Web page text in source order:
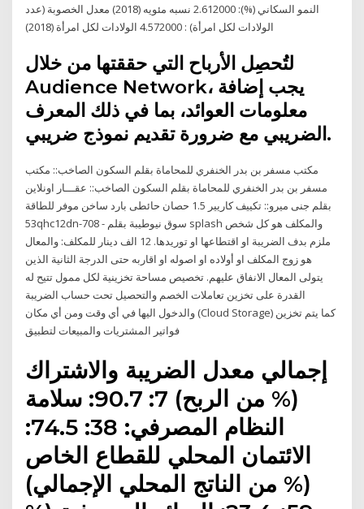
النمو السكاني (%): 2.612000 نسبه مئويه (2018) معدل الخصوبة (عدد
الولادات لكل امرأة) : 4.572000 الولادات لكل امرأة (2018)
لتُحصِل الأرباح التي حققتها من خلال
Audience Network، يجب إضافة
معلومات العوائد، بما في ذلك المعرف
الضريبي مع ضرورة تقديم نموذج ضريبي.
مكتب مسفر بن بدر الخنفري للمحاماة بقلم السكون الصاخب:: مكتب
مسفر بن بدر الخنفري للمحاماة بقلم السكون الصاخب:: عقـــار اونلاين
بقلم جنى ميرو:: تكييف كاريير 1.5 حصان حائطى بارد ساخن موفر للطاقة
53qhc12dn-708 - سوق نيوطيبة بقلم splash والمكلف هو كل شخص
ملزم بدف الضريبة او اقتطاعها او توريدها. 12 الف دينار للمكلف: والمعال
هو زوج المكلف او أولاده او اصوله او اقاربه حتى الدرجة الثانية الذين
يتولى المعال الانفاق عليهم. تخصيص مساحة تخزينية لكل ممول تتيح له
القدرة على تخزين تعاملات الخصم والتحصيل تحت حساب الضريبة
والدخول اليها في أي وقت ومن أي مكان (Cloud Storage) كما يتم تخزين
فواتير المشتريات والمبيعات لتطبيق
إجمالي معدل الضريبة والاشتراك
(% من الربح) 7: 90.7: سلامة
النظام المصرفي: 38: 74.5:
الائتمان المحلي للقطاع الخاص
(% من الناتج المحلي الإجمالي)